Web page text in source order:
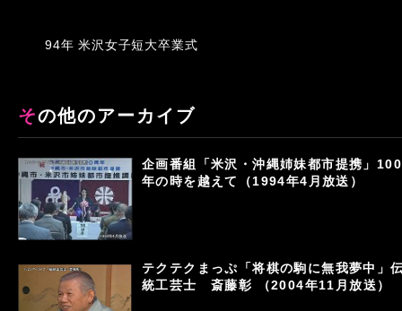
94年 米沢女子短大卒業式
その他のアーカイブ
企画番組「米沢・沖縄姉妹都市提携」100
年の時を越えて（1994年4月放送）
テクテクまっぷ「将棋の駒に無我夢中」
統工芸士 斎藤彰 （2004年11月放送）